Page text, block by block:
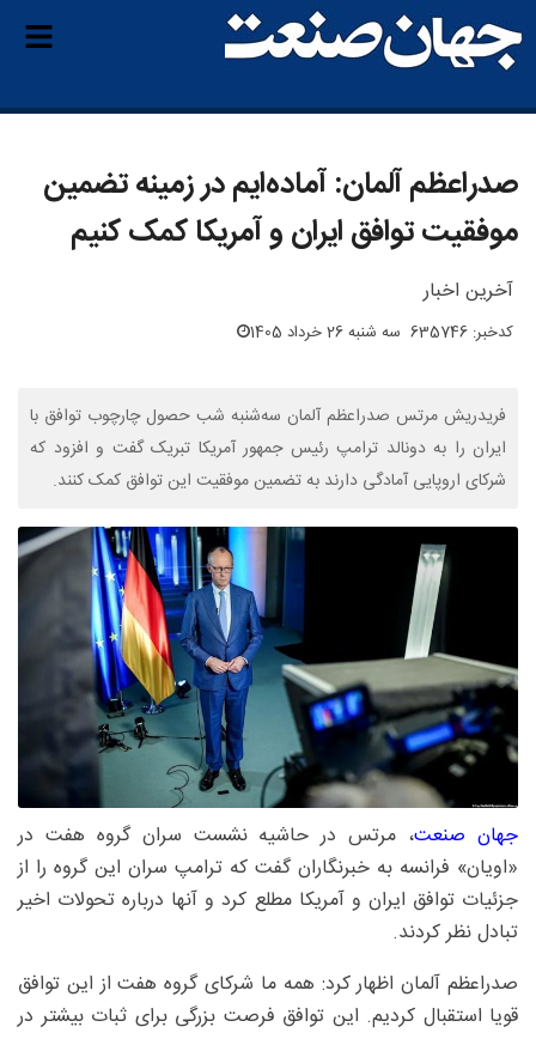
صدراعظم آلمان: آماده‌ایم در زمینه تضمین
موفقیت توافق ایران و آمریکا کمک کنیم
آخرین اخبار
کدخبر: 635746 سه شنبه 26 خرداد 1405
فریدریش مرتس صدراعظم آلمان سه‌شنبه شب حصول چارچوب توافق با
ایران را به دونالد ترامپ رئیس جمهور آمریکا تبریک گفت و افزود که
شرکای اروپایی آمادگی دارند به تضمین موفقیت این توافق کمک کنند.
جهان صنعت، مرتس در حاشیه نشست سران گروه هفت در
«اویان» فرانسه به خبرنگاران گفت که ترامپ سران این گروه را از
جزئیات توافق ایران و آمریکا مطلع کرد و آنها درباره تحولات اخیر
تبادل نظر کردند.
صدراعظم آلمان اظهار کرد: همه ما شرکای گروه هفت از این توافق
قویا استقبال کردیم. این توافق فرصت بزرگی برای ثبات بیشتر در